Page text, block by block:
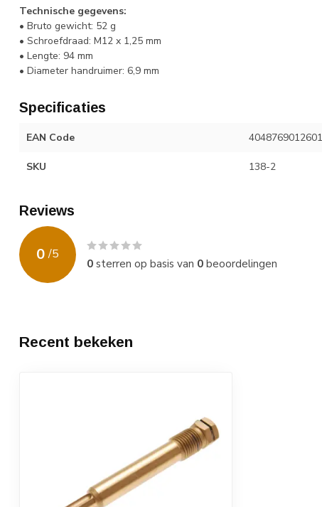
Technische gegevens:
• Bruto gewicht: 52 g
• Schroefdraad: M12 x 1,25 mm
• Lengte: 94 mm
• Diameter handruimer: 6,9 mm
Specificaties
EAN Code 4048769012601
SKU 138-2
Reviews
0 /5
0sterren op basis van 0beoordelingen
Recent bekeken